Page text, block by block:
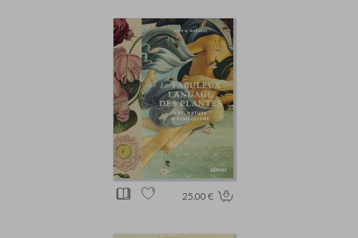
25.00 €